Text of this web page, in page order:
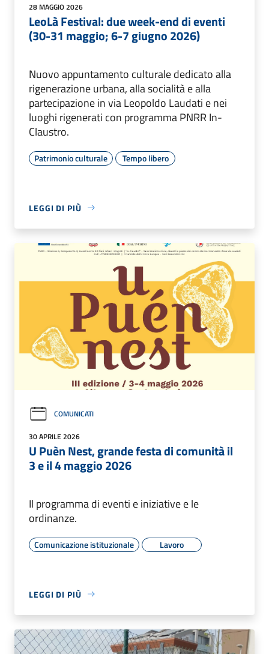
28 MAGGIO 2026
LeoLà Festival: due week-end di eventi
(30-31 maggio; 6-7 giugno 2026)
Nuovo appuntamento culturale dedicato alla
rigenerazione urbana, alla socialità e alla
partecipazione in via Leopoldo Laudati e nei
luoghi rigenerati con programma PNRR In-
Claustro.
Patrimonio culturale Tempo libero
LEGGI DI PIÙ
COMUNICATI
30 APRILE 2026
U Puèn Nest, grande festa di comunità il
3 e il 4 maggio 2026
Il programma di eventi e iniziative e le
ordinanze.
Comunicazione istituzionale Lavoro
LEGGI DI PIÙ